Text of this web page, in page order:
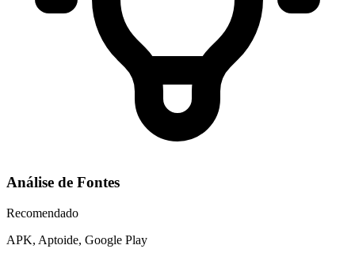
Análise de Fontes
Recomendado
APK, Aptoide, Google Play